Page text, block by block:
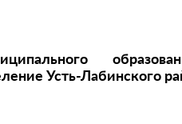
Усть-Лабинского